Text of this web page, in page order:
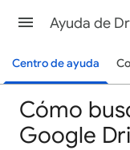
Ayuda de
Centro de ayuda
Cómo
Google